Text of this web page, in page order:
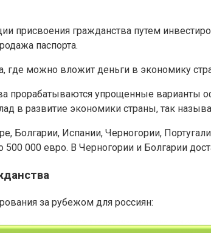
присвоения гражданства путем
паспорта.
где можно вложит деньги в экономику
прорабатываются упрощенные варианты
в развитие экономики страны, так
Болгарии, Испании, Черногории,
500 000 евро. В Черногории и Болгарии
за рубежом для россиян: